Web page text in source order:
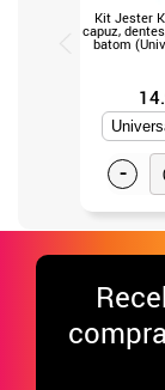
Kit Jester
capuz,
batom
-